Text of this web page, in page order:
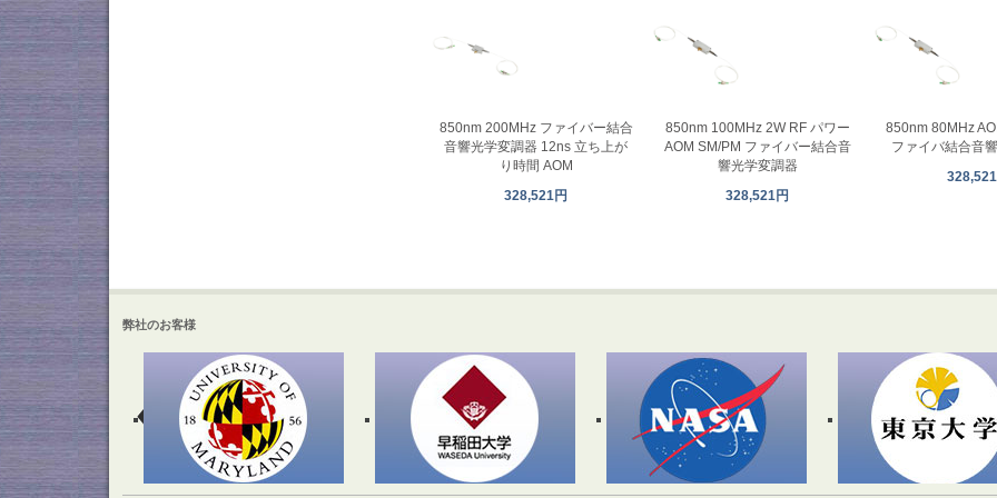
850nm 200MHz ファイバー結合
音響光学変調器 12ns 立ち上が
り時間 AOM
328,521円
850nm 100MHz 2W RF パワー
AOM SM/PM ファイバー結合音
響光学変調器
328,521円
850nm 80MHz
ファイバ結合音
弊社のお客様